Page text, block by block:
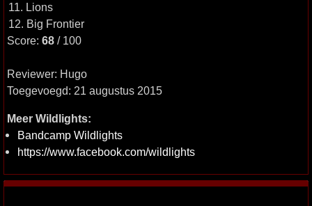
11. Lions
12. Big Frontier
Score: 68 / 100
Reviewer: Hugo
Toegevoegd: 21 augustus 2015
Meer Wildlights:
Bandcamp Wildlights
https://www.facebook.com/wildlights